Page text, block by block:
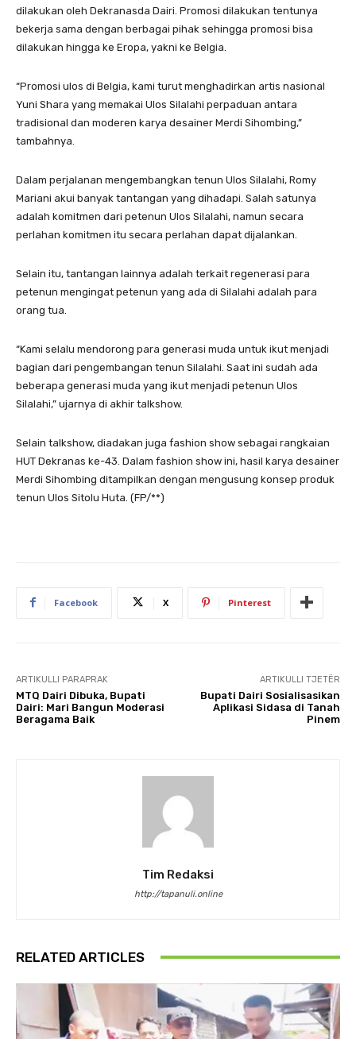
dilakukan oleh Dekranasda Dairi. Promosi dilakukan tentunya
bekerja sama dengan berbagai pihak sehingga promosi bisa
dilakukan hingga ke Eropa, yakni ke Belgia.
“Promosi ulos di Belgia, kami turut menghadirkan artis nasional
Yuni Shara yang memakai Ulos Silalahi perpaduan antara
tradisional dan moderen karya desainer Merdi Sihombing,”
tambahnya.
Dalam perjalanan mengembangkan tenun Ulos Silalahi, Romy
Mariani akui banyak tantangan yang dihadapi. Salah satunya
adalah komitmen dari petenun Ulos Silalahi, namun secara
perlahan komitmen itu secara perlahan dapat dijalankan.
Selain itu, tantangan lainnya adalah terkait regenerasi para
petenun mengingat petenun yang ada di Silalahi adalah para
orang tua.
“Kami selalu mendorong para generasi muda untuk ikut menjadi
bagian dari pengembangan tenun Silalahi. Saat ini sudah ada
beberapa generasi muda yang ikut menjadi petenun Ulos
Silalahi,” ujarnya di akhir talkshow.
Selain talkshow, diadakan juga fashion show sebagai rangkaian
HUT Dekranas ke-43. Dalam fashion show ini, hasil karya desainer
Merdi Sihombing ditampilkan dengan mengusung konsep produk
tenun Ulos Sitolu Huta. (FP/**)
Facebook X Pinterest
ARTIKULLI PARAPRAK
MTQ Dairi Dibuka, Bupati
Dairi: Mari Bangun Moderasi
Beragama Baik
ARTIKULLI TJETËR
Bupati Dairi Sosialisasikan
Aplikasi Sidasa di Tanah
Pinem
Tim Redaksi
http://tapanuli.online
RELATED ARTICLES